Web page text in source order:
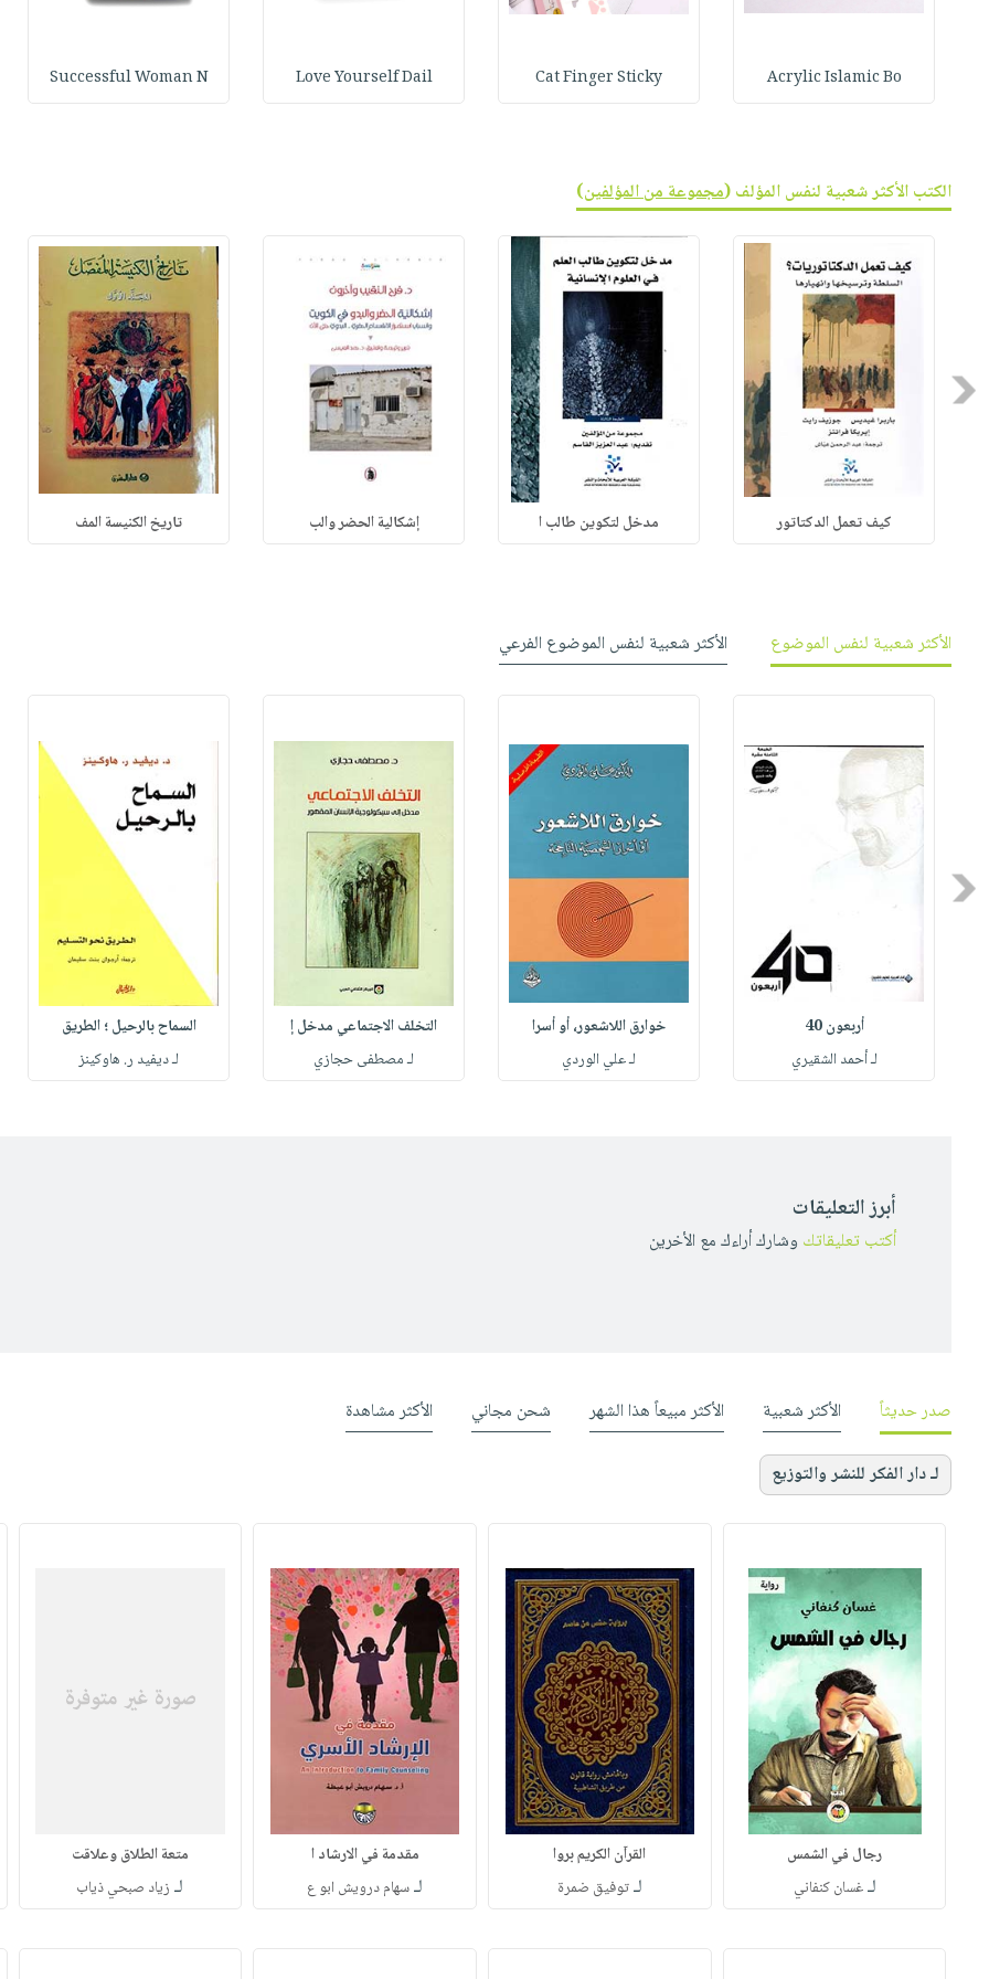
Acrylic Islamic Bo
Cat Finger Sticky
Love Yourself Dail
Successful Woman N
الكتب الأكثر شعبية لنفس المؤلف (مجموعة من المؤلفين)
Previous
كيف تعمل الدكتاتور مدخل لتكوين طالب ا إشكالية الحضر والب تاريخ الكنيسة المف
الأكثر شعبية لنفس الموضوع الأكثر شعبية لنفس الموضوع الفرعي
Previous
أربعون 40
لـ أحمد الشقيري
خوارق اللاشعور، أو أسرا
لـ علي الوردي
التخلف الاجتماعي مدخل إ
لـ مصطفى حجازي
السماح بالرحيل ؛ الطريق
لـ ديفيد ر. هاوكينز
أبرز التعليقات
أكتب تعليقاتك وشارك أراءك مع الأخرين
صدر حديثاً الأكثر شعبية الأكثر مبيعاً هذا الشهر شحن مجاني الأكثر مشاهدة
لـ دار الفكر للنشر والتوزيع
رجال في الشمس
لـغسان كنفاني
القرآن الكريم بروا
لـتوفيق ضمرة
مقدمة في الارشاد ا
لـسهام درويش ابو ع
متعة الطلاق وعلاقت
لـ زياد صبحي ذياب